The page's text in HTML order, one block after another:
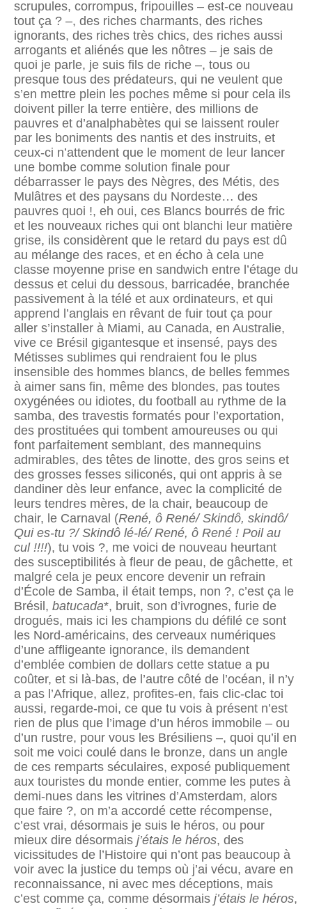
scrupules, corrompus, fripouilles – est-ce nouveau
tout ça ? –, des riches charmants, des riches
ignorants, des riches très chics, des riches aussi
arrogants et aliénés que les nôtres – je sais de
quoi je parle, je suis fils de riche –, tous ou
presque tous des prédateurs, qui ne veulent que
s’en mettre plein les poches même si pour cela ils
doivent piller la terre entière, des millions de
pauvres et d’analphabètes qui se laissent rouler
par les boniments des nantis et des instruits, et
ceux-ci n’attendent que le moment de leur lancer
une bombe comme solution finale pour
débarrasser le pays des Nègres, des Métis, des
Mulâtres et des paysans du Nordeste… des
pauvres quoi !, eh oui, ces Blancs bourrés de fric
et les nouveaux riches qui ont blanchi leur matière
grise, ils considèrent que le retard du pays est dû
au mélange des races, et en écho à cela une
classe moyenne prise en sandwich entre l’étage du
dessus et celui du dessous, barricadée, branchée
passivement à la télé et aux ordinateurs, et qui
apprend l’anglais en rêvant de fuir tout ça pour
aller s’installer à Miami, au Canada, en Australie,
vive ce Brésil gigantesque et insensé, pays des
Métisses sublimes qui rendraient fou le plus
insensible des hommes blancs, de belles femmes
à aimer sans fin, même des blondes, pas toutes
oxygénées ou idiotes, du football au rythme de la
samba, des travestis formatés pour l’exportation,
des prostituées qui tombent amoureuses ou qui
font parfaitement semblant, des mannequins
admirables, des têtes de linotte, des gros seins et
des grosses fesses siliconés, qui ont appris à se
dandiner dès leur enfance, avec la complicité de
leurs tendres mères, de la chair, beaucoup de
chair, le Carnaval (René, ô René/ Skindô, skindô/
Qui es-tu ?/ Skindô lé-lé/ René, ô René ! Poil au
cul !!!!), tu vois ?, me voici de nouveau heurtant
des susceptibilités à fleur de peau, de gâchette, et
malgré cela je peux encore devenir un refrain
d’École de Samba, il était temps, non ?, c’est ça le
Brésil, batucada*, bruit, son d’ivrognes, furie de
drogués, mais ici les champions du défilé ce sont
les Nord-américains, des cerveaux numériques
d’une affligeante ignorance, ils demandent
d’emblée combien de dollars cette statue a pu
coûter, et si là-bas, de l’autre côté de l’océan, il n’y
a pas l’Afrique, allez, profites-en, fais clic-clac toi
aussi, regarde-moi, ce que tu vois à présent n’est
rien de plus que l’image d’un héros immobile – ou
d’un rustre, pour vous les Brésiliens –, quoi qu’il en
soit me voici coulé dans le bronze, dans un angle
de ces remparts séculaires, exposé publiquement
aux touristes du monde entier, comme les putes à
demi-nues dans les vitrines d’Amsterdam, alors
que faire ?, on m’a accordé cette récompense,
c’est vrai, désormais je suis le héros, ou pour
mieux dire désormais j’étais le héros, des
vicissitudes de l’Histoire qui n’ont pas beaucoup à
voir avec la justice du temps où j’ai vécu, avare en
reconnaissance, ni avec mes déceptions, mais
c’est comme ça, comme désormais j’étais le héros,